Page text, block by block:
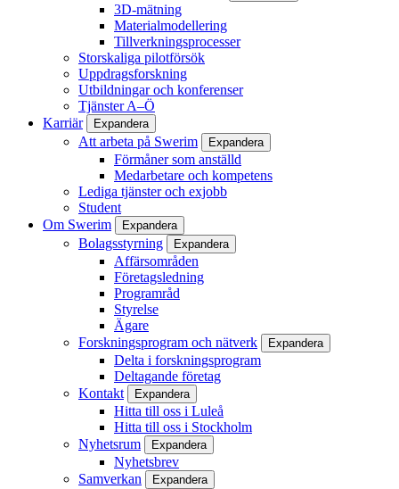
3D-mätning
Materialmodellering
Tillverkningsprocesser
Storskaliga pilotförsök
Uppdragsforskning
Utbildningar och konferenser
Tjänster A–Ö
Karriär
Expandera
Att arbeta på Swerim Expandera
Förmåner som anställd
Medarbetare och kompetens
Lediga tjänster och exjobb
Student
Om Swerim
Expandera
Bolagsstyrning Expandera
Affärsområden
Företagsledning
Programråd
Styrelse
Ägare
Forskningsprogram och nätverk
Expandera
Delta i forskningsprogram
Deltagande företag
Kontakt
Expandera
Hitta till oss i Luleå
Hitta till oss i Stockholm
Nyhetsrum
Expandera
Nyhetsbrev
Samverkan
Expandera